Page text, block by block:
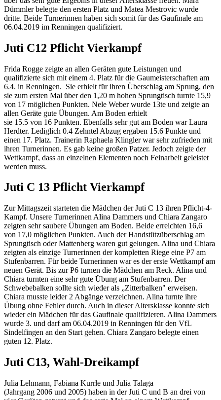
Dümmler belegte den ersten Platz und Matea Mestrovic wurde
dritte. Beide Turnerinnen haben sich somit für das Gaufinale am
06.04.2019 im Renningen qualifiziert.
Juti C12 Pflicht Vierkampf
Frida Rogge zeigte an allen Geräten gute Leistungen und
qualifizierte sich mit einem 4. Platz für die Gaumeisterschaften am
6.4. in Renningen. Sie erhielt für ihren Überschlag am Sprung, den
sie zum ersten Mal über den 1,20 m hohen Sprungtisch turnte 15,9
von 17 möglichen Punkten. Nele Weber wurde 13te und zeigte an
allen Geräte gute Übungen. Am Boden erhielt
sie 15.5 von 16 Punkten. Ebenfalls sehr gut am Boden war Laura
Herdter. Lediglich 0.4 Zehntel Abzug ergaben 15.6 Punkte und
einen 17. Platz. Trainerin Raphaela Klingler war sehr zufrieden mit
ihren Turnerinnen. Es gab keine großen Patzer. Jedoch zeigte der
Wettkampf, dass an einzelnen Elementen noch Feinarbeit geleistet
werden muss.
Juti C 13 Pflicht Vierkampf
Zur Mittagszeit starteten die Mädchen der Juti C 13 ihren Pflicht-4-
Kampf. Unsere Turnerinnen Alina Dammers und Chiara Zangaro
zeigten sehr saubere Übungen am Boden. Beide erreichten 16,6
von 17,0 möglichen Punkten. Auch der Handstützüberschlag am
Sprungtisch oder Mattenberg waren gut gelungen. Alina und Chiara
zeigten als einzige Turnerinnen der kompletten Riege eine P7 am
Stufenbarren. Für beide Turnerinnen war es der erste Wettkampf am
neuen Gerät. Bis zur P6 turnen die Mädchen am Reck. Alina und
Chiara turnten eine sehr gute Übung am Stufenbarren. Der
Schwebebalken sollte sich wieder als „Zitterbalken" erweisen.
Chiara musste leider 2 Abgänge verzeichnen. Alina turnte ihre
Übung ohne Fehler durch. Auch in dieser Altersklasse konnte sich
wieder ein Mädchen für das Gaufinale qualifizieren. Alina Dammers
wurde 3. und darf am 06.04.2019 in Renningen für den VfL
Sindelfingen an den Start gehen. Chiara Zangaro belegte einen
guten 12. Platz.
Juti C13, Wahl-Dreikampf
Julia Lehmann, Fabiana Kurrle und Julia Talaga
(Jahrgang 2006 und 2005) haben in der Juti C und B an drei von